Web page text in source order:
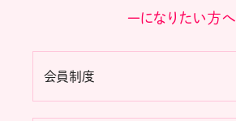
ーになりたい方へ
会員制度